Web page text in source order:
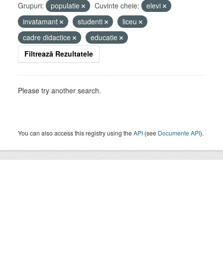
Grupuri: populatie Cuvinte cheie:
elevi
invatamant
studenti
liceu
cadre didactice
educatie
Filtrează Rezultatele
Please try another search.
You can also access this registry using theAPI (see Documente API).